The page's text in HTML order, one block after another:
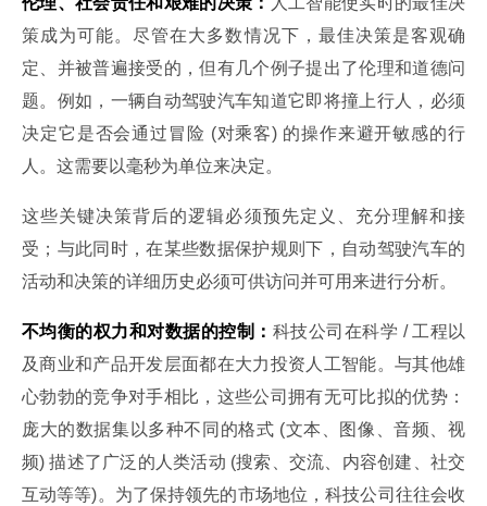
策成为可能。尽管在大多数情况下，最佳决策是客观确
定、并被普遍接受的，但有几个例子提出了伦理和道德问
题。例如，一辆自动驾驶汽车知道它即将撞上行人，必须
决定它是否会通过冒险 (对乘客) 的操作来避开敏感的行
人。这需要以毫秒为单位来决定。
这些关键决策背后的逻辑必须预先定义、充分理解和接
受；与此同时，在某些数据保护规则下，自动驾驶汽车的
活动和决策的详细历史必须可供访问并可用来进行分析。
不均衡的权力和对数据的控制： 科技公司在科学 / 工程以
及商业和产品开发层面都在大力投资人工智能。与其他雄
心勃勃的竞争对手相比，这些公司拥有无可比拟的优势：
庞大的数据集以多种不同的格式 (文本、图像、音频、视
频) 描述了广泛的人类活动 (搜索、交流、内容创建、社交
互动等等)。为了保持领先的市场地位，科技公司往往会收